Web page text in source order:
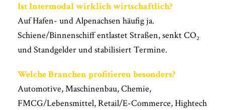
Ist Intermodal wirklich wirtschaftlich?
Auf Hafen- und Alpenachsen häufig ja.
Schiene/Binnenschiff entlastet Straßen, senkt CO₂
und Standgelder und stabilisiert Termine.
Welche Branchen profitieren besonders?
Automotive, Maschinenbau, Chemie,
FMCG/Lebensmittel, Retail/E-Commerce, Hightech